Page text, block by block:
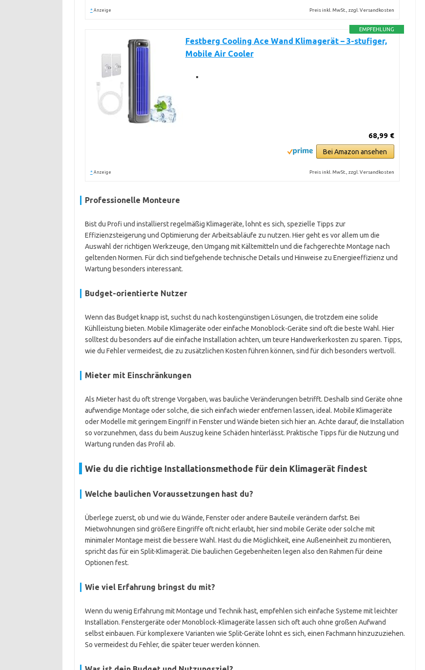
* Anzeige Preis inkl. MwSt., zzgl. Versandkosten
EMPFEHLUNG
Festberg Cooling Ace Wand Klimagerät – 3-stufiger,
Mobile Air Cooler
68,99 €
Bei Amazon ansehen
* Anzeige Preis inkl. MwSt., zzgl. Versandkosten
Professionelle Monteure
Bist du Profi und installierst regelmäßig Klimageräte, lohnt es sich, spezielle Tipps zur
Effizienzsteigerung und Optimierung der Arbeitsabläufe zu nutzen. Hier geht es vor allem um die
Auswahl der richtigen Werkzeuge, den Umgang mit Kältemitteln und die fachgerechte Montage nach
geltenden Normen. Für dich sind tiefgehende technische Details und Hinweise zu Energieeffizienz und
Wartung besonders interessant.
Budget-orientierte Nutzer
Wenn das Budget knapp ist, suchst du nach kostengünstigen Lösungen, die trotzdem eine solide
Kühlleistung bieten. Mobile Klimageräte oder einfache Monoblock-Geräte sind oft die beste Wahl. Hier
solltest du besonders auf die einfache Installation achten, um teure Handwerkerkosten zu sparen. Tipps,
wie du Fehler vermeidest, die zu zusätzlichen Kosten führen können, sind für dich besonders wertvoll.
Mieter mit Einschränkungen
Als Mieter hast du oft strenge Vorgaben, was bauliche Veränderungen betrifft. Deshalb sind Geräte ohne
aufwendige Montage oder solche, die sich einfach wieder entfernen lassen, ideal. Mobile Klimageräte
oder Modelle mit geringem Eingriff in Fenster und Wände bieten sich hier an. Achte darauf, die Installation
so vorzunehmen, dass du beim Auszug keine Schäden hinterlässt. Praktische Tipps für die Nutzung und
Wartung runden das Profil ab.
Wie du die richtige Installationsmethode für dein Klimagerät findest
Welche baulichen Voraussetzungen hast du?
Überlege zuerst, ob und wie du Wände, Fenster oder andere Bauteile verändern darfst. Bei
Mietwohnungen sind größere Eingriffe oft nicht erlaubt, hier sind mobile Geräte oder solche mit
minimaler Montage meist die bessere Wahl. Hast du die Möglichkeit, eine Außeneinheit zu montieren,
spricht das für ein Split-Klimagerät. Die baulichen Gegebenheiten legen also den Rahmen für deine
Optionen fest.
Wie viel Erfahrung bringst du mit?
Wenn du wenig Erfahrung mit Montage und Technik hast, empfehlen sich einfache Systeme mit leichter
Installation. Fenstergeräte oder Monoblock-Klimageräte lassen sich oft auch ohne großen Aufwand
selbst einbauen. Für komplexere Varianten wie Split-Geräte lohnt es sich, einen Fachmann hinzuzuziehen.
So vermeidest du Fehler, die später teuer werden können.